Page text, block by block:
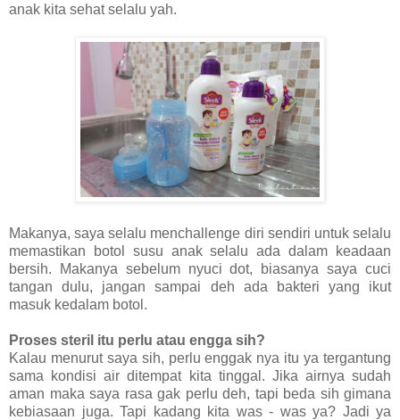
anak kita sehat selalu yah.
Makanya, saya selalu menchallenge diri sendiri untuk selalu
memastikan botol susu anak selalu ada dalam keadaan
bersih. Makanya sebelum nyuci dot, biasanya saya cuci
tangan dulu, jangan sampai deh ada bakteri yang ikut
masuk kedalam botol.
Proses steril itu perlu atau engga sih?
Kalau menurut saya sih, perlu enggak nya itu ya tergantung
sama kondisi air ditempat kita tinggal. Jika airnya sudah
aman maka saya rasa gak perlu deh, tapi beda sih gimana
kebiasaan juga. Tapi kadang kita was - was ya? Jadi ya